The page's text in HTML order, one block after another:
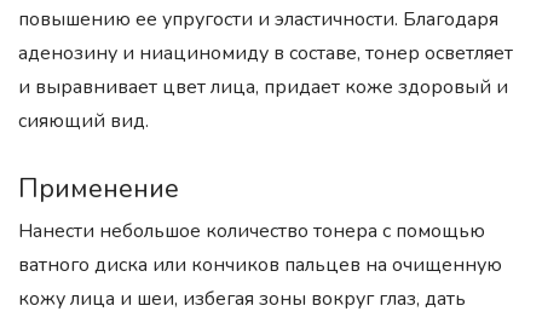
повышению ее упругости и эластичности. Благодаря
аденозину и ниациномиду в составе, тонер осветляет
и выравнивает цвет лица, придает коже здоровый и
сияющий вид.
Применение
Нанести небольшое количество тонера с помощью
ватного диска или кончиков пальцев на очищенную
кожу лица и шеи, избегая зоны вокруг глаз, дать